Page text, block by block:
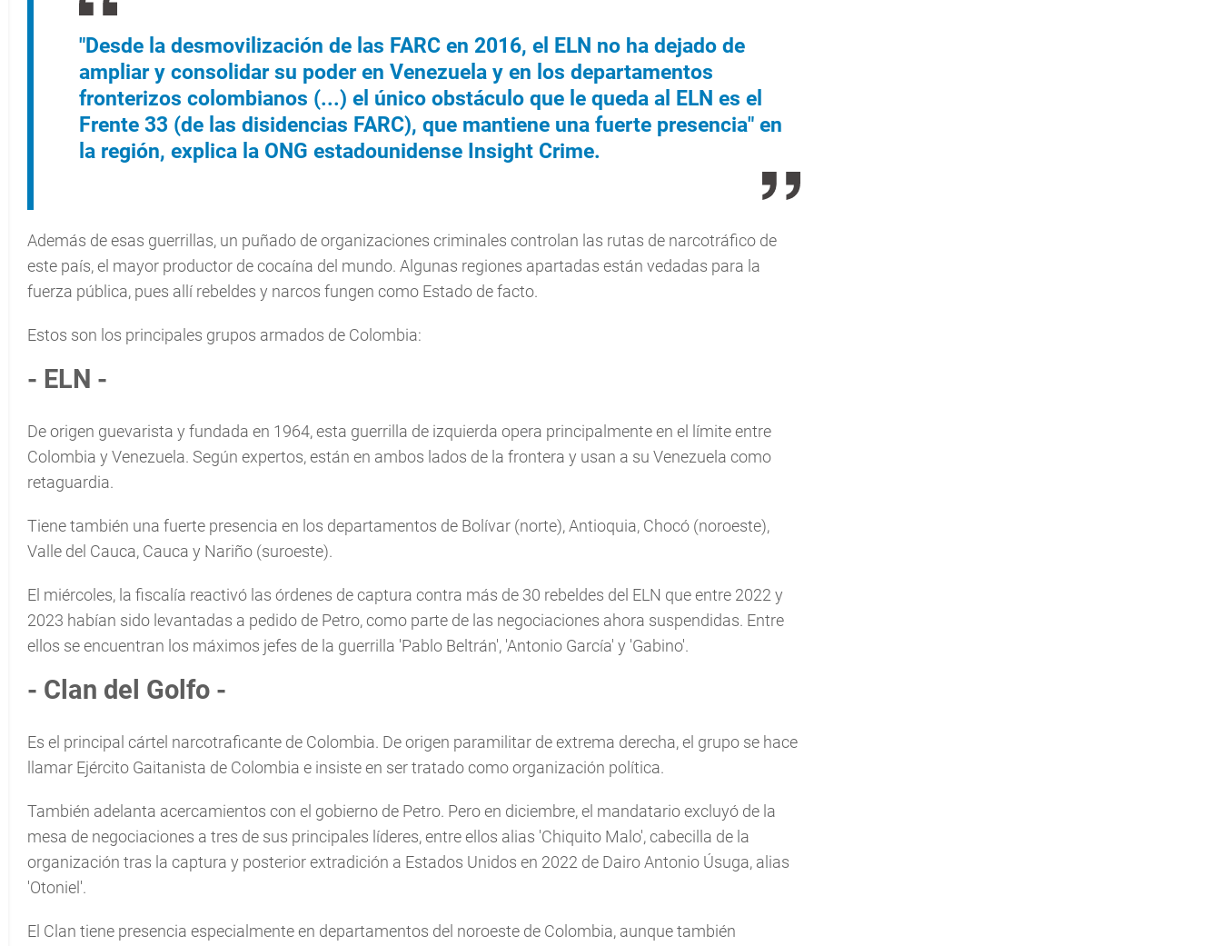
"Desde la desmovilización de las FARC en 2016, el ELN no ha dejado de
ampliar y consolidar su poder en Venezuela y en los departamentos
fronterizos colombianos (...) el único obstáculo que le queda al ELN es el
Frente 33 (de las disidencias FARC), que mantiene una fuerte presencia" en
la región, explica la ONG estadounidense Insight Crime.
Además de esas guerrillas, un puñado de organizaciones criminales controlan las rutas de narcotráfico de
este país, el mayor productor de cocaína del mundo. Algunas regiones apartadas están vedadas para la
fuerza pública, pues allí rebeldes y narcos fungen como Estado de facto.
Estos son los principales grupos armados de Colombia:
- ELN -
De origen guevarista y fundada en 1964, esta guerrilla de izquierda opera principalmente en el límite entre
Colombia y Venezuela. Según expertos, están en ambos lados de la frontera y usan a su Venezuela como
retaguardia.
Tiene también una fuerte presencia en los departamentos de Bolívar (norte), Antioquia, Chocó (noroeste),
Valle del Cauca, Cauca y Nariño (suroeste).
El miércoles, la fiscalía reactivó las órdenes de captura contra más de 30 rebeldes del ELN que entre 2022 y
2023 habían sido levantadas a pedido de Petro, como parte de las negociaciones ahora suspendidas. Entre
ellos se encuentran los máximos jefes de la guerrilla 'Pablo Beltrán', 'Antonio García' y 'Gabino'.
- Clan del Golfo -
Es el principal cártel narcotraficante de Colombia. De origen paramilitar de extrema derecha, el grupo se hace
llamar Ejército Gaitanista de Colombia e insiste en ser tratado como organización política.
También adelanta acercamientos con el gobierno de Petro. Pero en diciembre, el mandatario excluyó de la
mesa de negociaciones a tres de sus principales líderes, entre ellos alias 'Chiquito Malo', cabecilla de la
organización tras la captura y posterior extradición a Estados Unidos en 2022 de Dairo Antonio Úsuga, alias
'Otoniel'.
El Clan tiene presencia especialmente en departamentos del noroeste de Colombia, aunque también